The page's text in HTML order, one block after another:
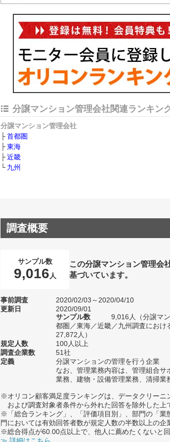
分譲マンション管理会社関連ランキン
分譲マンション管理会社
首都圏
東海
近畿
九州
調査概要
サンプル数
9,016 人
この分譲マンション管理会
基づいています。
事前調査
2020/02/03～2020/04/10
更新日
2020/09/01
サンプル数
9,016人（分譲マ
都圏／東海／近畿／九州調査におけ
27,872人）
規定人数
100人以上
調査企業数
51社
定義
分譲マンションの管理を行う企業
なお、管理業務内容は、管理組合サ
業務、建物・設備管理業務、清掃業
※オリコン顧客満足度ランキングは、データクリーニ
および調査対象者条件から外れた回答を除外した上
※「総合ランキング」、「評価項目別」、部門の「
門においては有効回答者数が規定人数の半数以上の企
※総合得点が60.00点以上で、他人に薦めたくないと